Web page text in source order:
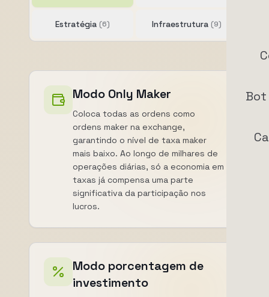
Estratégia (6) Infraestrutura (9)
Execução e modos
Modo Only Maker
Coloca todas as ordens como
ordens maker na exchange,
garantindo o nível de taxa maker
mais baixo. Ao longo de milhares de
operações diárias, só a economia em
taxas já compensa uma parte
significativa da participação nos
lucros.
Modo porcentagem de
investimento